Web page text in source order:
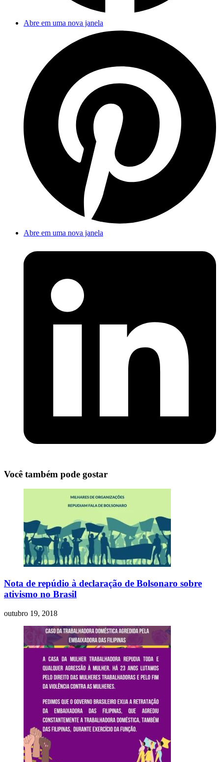
Abre em uma nova janela
Abre em uma nova janela
Você também pode gostar
Nota de repúdio à declaração de Bolsonaro sobre
ativismo no Brasil
outubro 19, 2018